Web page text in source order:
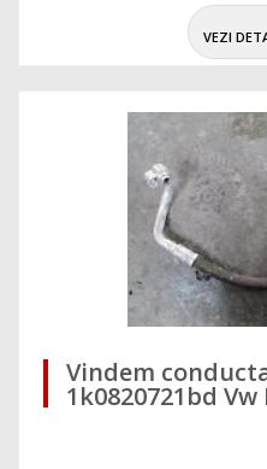
VEZI
Vindem
1k0820721bd